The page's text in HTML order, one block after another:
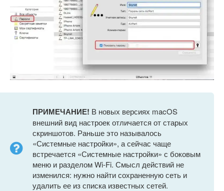
ПРИМЕЧАНИЕ! В новых версиях macOS
внешний вид настроек отличается от старых
скриншотов. Раньше это называлось
«Системные настройки», а сейчас чаще
встречается «Системные настройки» с боковым
меню и разделом Wi-Fi. Смысл действий не
изменился: нужно найти сохраненную сеть и
удалить ее из списка известных сетей.